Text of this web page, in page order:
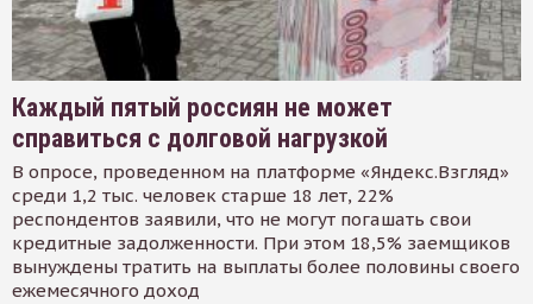
Каждый пятый россиян не может
справиться с долговой нагрузкой
В опросе, проведенном на платформе «Яндекс.Взгляд»
среди 1,2 тыс. человек старше 18 лет, 22%
респондентов заявили, что не могут погашать свои
кредитные задолженности. При этом 18,5% заемщиков
вынуждены тратить на выплаты более половины своего
ежемесячного доход